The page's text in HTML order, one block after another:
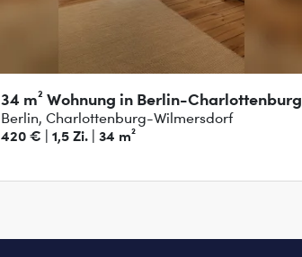
34 m² Wohnung in Berlin-Charlottenburg
Berlin, Charlottenburg-Wilmersdorf
420 € | 1,5 Zi. | 34 m²